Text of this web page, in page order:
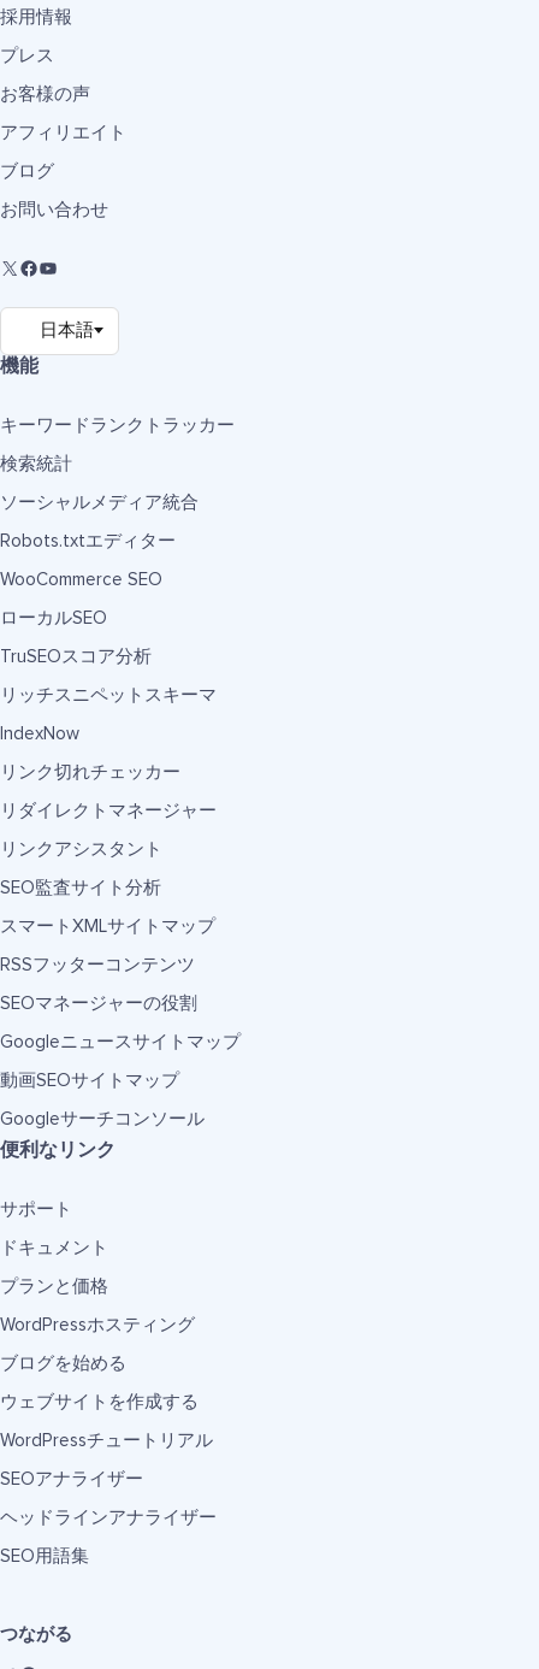
採用情報
プレス
お客様の声
アフィリエイト
ブログ
お問い合わせ
機能
キーワードランクトラッカー
検索統計
ソーシャルメディア統合
Robots.txtエディター
WooCommerce SEO
ローカルSEO
TruSEOスコア分析
リッチスニペットスキーマ
IndexNow
リンク切れチェッカー
リダイレクトマネージャー
リンクアシスタント
SEO監査サイト分析
スマートXMLサイトマップ
RSSフッターコンテンツ
SEOマネージャーの役割
Googleニュースサイトマップ
動画SEOサイトマップ
Googleサーチコンソール
便利なリンク
サポート
ドキュメント
プランと価格
WordPressホスティング
ブログを始める
ウェブサイトを作成する
WordPressチュートリアル
SEOアナライザー
ヘッドラインアナライザー
SEO用語集
つながる